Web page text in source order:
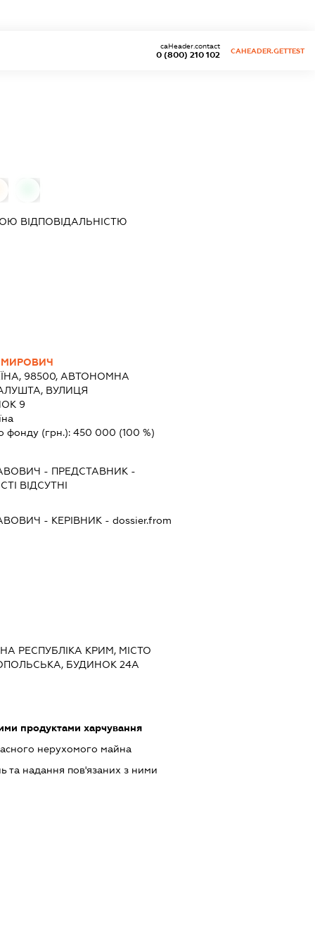
0 (800) 210 102
caHeader.contact
CAHEADER.GETTEST
ВІДПОВІДАЛЬНІСТЮ
98500, АВТОНОМНА
ВУЛИЦЯ
9
фонду (грн.): 450 000 (100 %)
- ПРЕДСТАВНИК-
ВІДСУТНІ
- КЕРІВНИК- dossier.from
РЕСПУБЛІКА КРИМ, МІСТО
БУДИНОК 24А
продуктами харчування
нерухомого майна
та надання пов'язаних з ними